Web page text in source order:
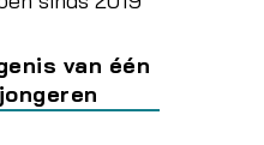
van één